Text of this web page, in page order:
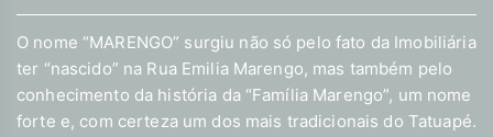
O nome “MARENGO” surgiu não só pelo fato da Imobiliária
ter “nascido” na Rua Emilia Marengo, mas também pelo
conhecimento da história da “Família Marengo”, um nome
forte e, com certeza um dos mais tradicionais do Tatuapé.